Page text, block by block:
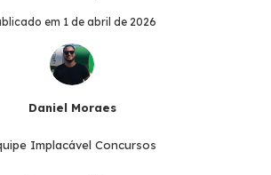
em 1 de abril de 2026
Daniel Moraes
Implacável Concursos